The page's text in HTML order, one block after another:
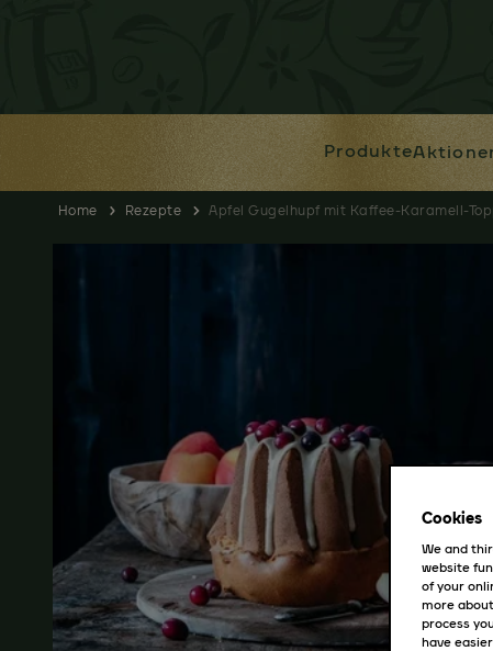
Produkte
Home Rezepte Apfel Gugelhupf mit Kaffee-Karamell-
Cookies
We and
website
of your
more
process
have